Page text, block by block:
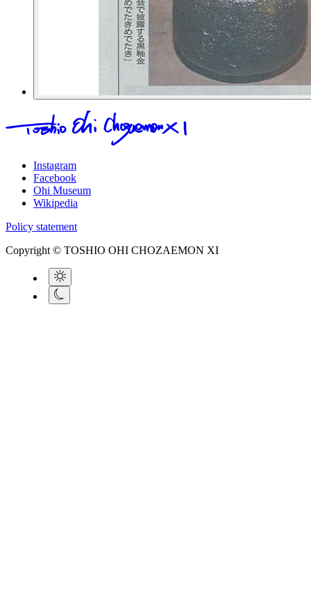
Instagram
Facebook
Ohi Museum
Wikipedia
Policy statement
Copyright © TOSHIO OHI CHOZAEMON XI